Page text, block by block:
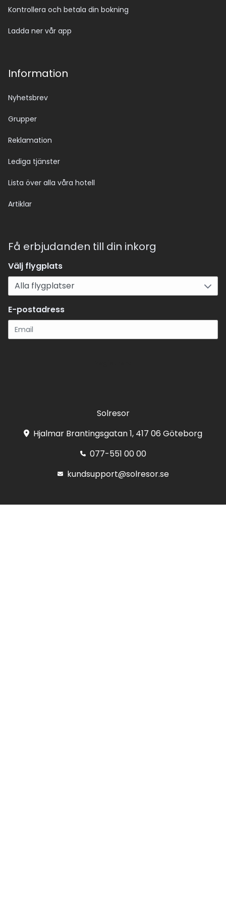
Kontrollera och betala din bokning
Ladda ner vår app
Information
Nyhetsbrev
Grupper
Reklamation
Lediga tjänster
Lista över alla våra hotell
Artiklar
Få erbjudanden till din inkorg
Välj flygplats
E-postadress
Solresor
Hjalmar Brantingsgatan 1, 417 06 Göteborg
077-551 00 00
kundsupport@solresor.se